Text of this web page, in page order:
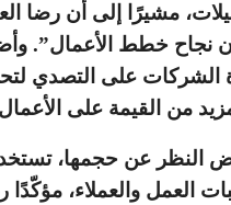
مشيرًا إلى أن رضا
لضمان نجاح خطط
على التصدي
من القيمة على
النظر عن حجمها،
العمل والعملاء،